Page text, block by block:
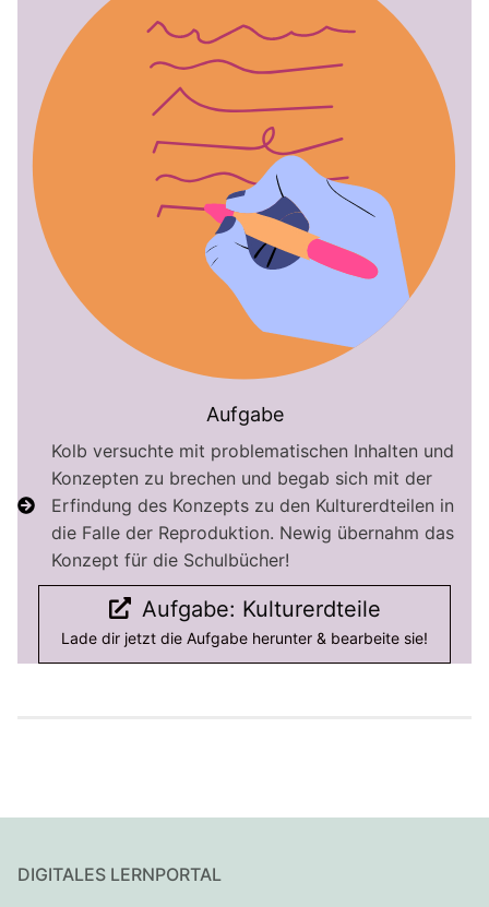
Aufgabe
Kolb versuchte mit problematischen Inhalten und
Konzepten zu brechen und begab sich mit der
Erfindung des Konzepts zu den Kulturerdteilen in
die Falle der Reproduktion. Newig übernahm das
Konzept für die Schulbücher!
Aufgabe: Kulturerdteile
Lade dir jetzt die Aufgabe herunter & bearbeite sie!
DIGITALES LERNPORTAL